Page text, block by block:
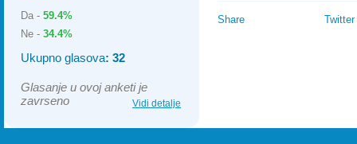
Da - 59.4%
Ne - 34.4%
Ukupno glasova: 32
Glasanje u ovoj anketi je
zavrseno
Vidi detalje
Share Twitter